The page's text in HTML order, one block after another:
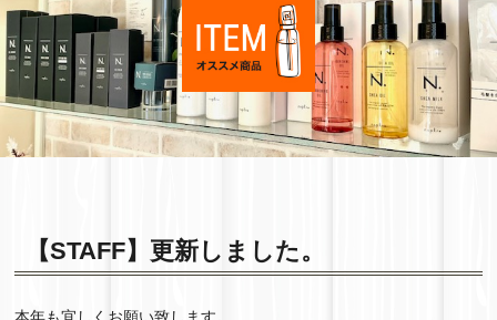
【STAFF】更新しました。
本年も宜しくお願い致します。